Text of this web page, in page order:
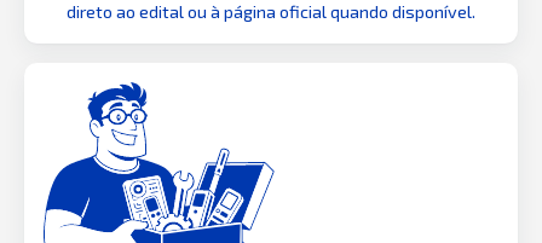
direto ao edital ou à página oficial quando disponível.